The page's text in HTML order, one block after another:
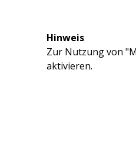
Hinweis
Zur Nutzung von
aktivieren.